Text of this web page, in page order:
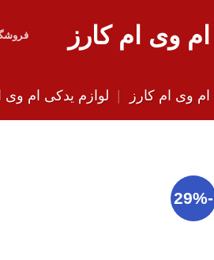
ام وی ام کارز
ام وی ام کارز | لوازم یدکی ام وی
-29%